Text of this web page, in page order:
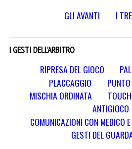
GLI AVANTI I
I GESTI DELL’ARBITRO
RIPRESA DEL GIOCO
PLACCAGGIO
MISCHIA ORDINATA
ANTIGIOCO
COMUNICAZIONI CON MEDICO
GESTI DEL